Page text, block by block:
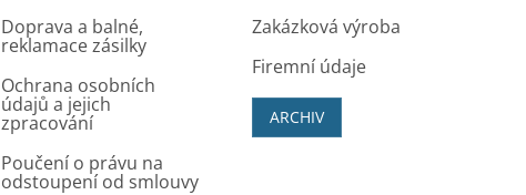
Doprava a balné,
reklamace zásilky
Ochrana osobních
údajů a jejich
zpracování
Poučení o právu na
odstoupení od smlouvy
Zakázková výroba
Firemní údaje
ARCHIV